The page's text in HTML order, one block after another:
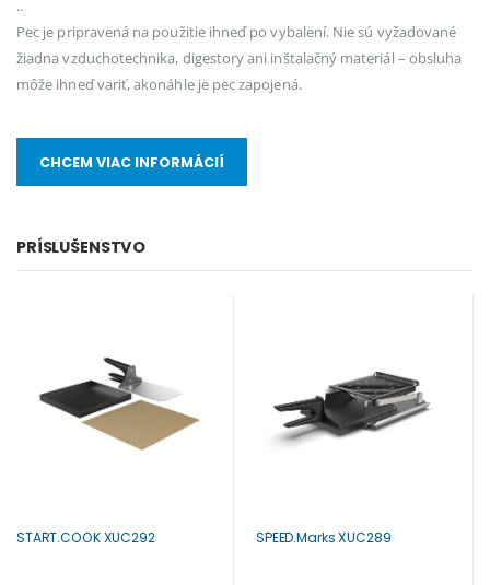
..
Pec je pripravená na použitie ihneď po vybalení. Nie sú vyžadované
žiadna vzduchotechnika, digestory ani inštalačný materiál – obsluha
môže ihneď variť, akonáhle je pec zapojená.
CHCEM VIAC INFORMÁCIÍ
PRÍSLUŠENSTVO
START.COOK XUC292 SPEED.Marks XUC289